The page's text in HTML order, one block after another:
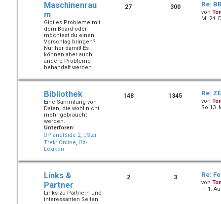
Maschinenrau
m
Gibt es Probleme mit
dem Board oder
möchtest du einen
Vorschlag bringen?
Nur her damit! Es
können aber auch
andere Probleme
behandelt werden.
27 300 Re:
von
Mi 24.
Bibliothek
Eine Sammlung von
Daten, die wohl nicht
mehr gebraucht
werden.
Unterforen:
PlanetSide 2,
Star
Trek: Online,
X-
Lexikon
148 1345 Re:
von
So 13.
Links &
Partner
Links zu Partnern und
interessanten Seiten.
2 3 Re:
von
Fr 1.